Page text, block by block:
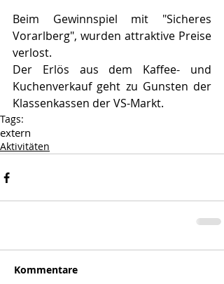
Beim Gewinnspiel mit "Sicheres
Vorarlberg", wurden attraktive Preise
verlost.
Der Erlös aus dem Kaffee- und
Kuchenverkauf geht zu Gunsten der
Klassenkassen der VS-Markt.
Tags:
extern
Aktivitäten
Kommentare